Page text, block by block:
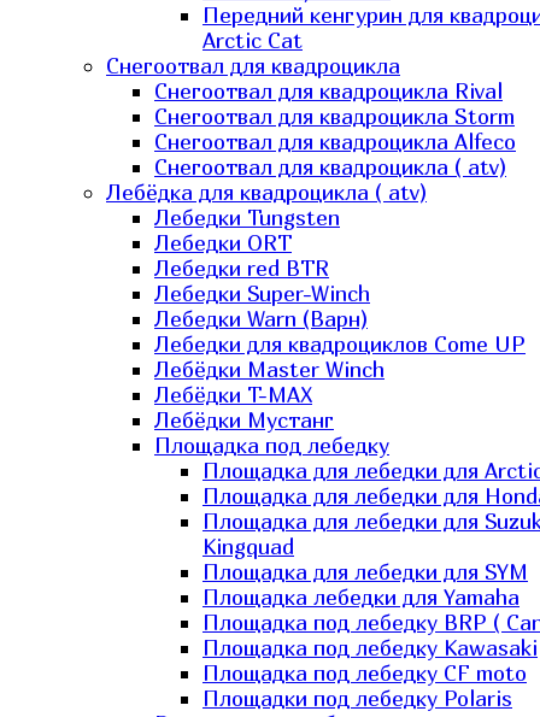
Передний кенгурин для
Arctic Cat
Снегоотвал для квадроцикла
Снегоотвал для квадроцикла Rival
Снегоотвал для квадроцикла Storm
Снегоотвал для квадроцикла Alfeco
Снегоотвал для квадроцикла ( atv)
Лебёдка для квадроцикла ( atv)
Лебедки Tungsten
Лебедки ORT
Лебедки red BTR
Лебедки Super-Winch
Лебедки Warn (Варн)
Лебедки для квадроциклов Come UP
Лебёдки Master Winch
Лебёдки T-MAX
Лебёдки Мустанг
Площадка под лебедку
Площадка для лебедки для
Площадка для лебедки для
Площадка для лебедки для
Kingquad
Площадка для лебедки для SYM
Площадка лебедки для Yamaha
Площадка под лебедку BRP (
Площадка под лебедку Kawasaki
Площадка под лебедку СF moto
Площадки под лебедку Polaris